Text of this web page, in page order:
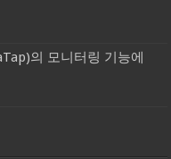
의 모니터링 기능에